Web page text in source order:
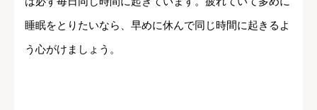
睡眠をとりたいなら、早めに休んで同じ時間に起きるよ
う心がけましょう。